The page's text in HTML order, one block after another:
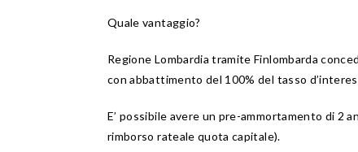
Quale vantaggio?
Regione Lombardia tramite Finlombarda
con abbattimento del 100% del tasso
E’ possibile avere un pre-ammortamento di 2
rimborso rateale quota capitale).